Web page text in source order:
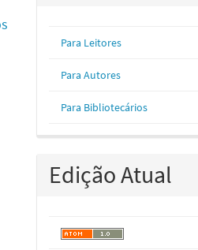
Para Leitores
Para Autores
Para Bibliotecários
Edição Atual